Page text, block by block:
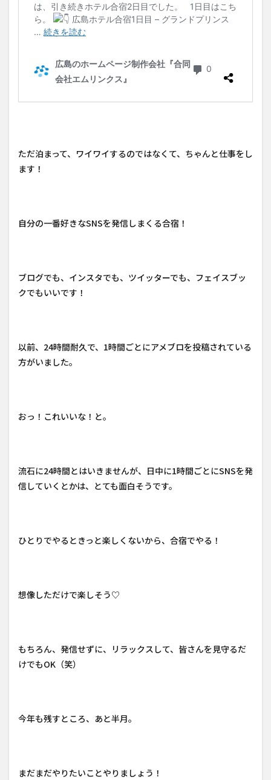
ただ泊まって、ワイワイするのではなくて、ちゃんと仕事をし
ます！
自分の一番好きなSNSを発信しまくる合宿！
ブログでも、インスタでも、ツイッターでも、フェイスブッ
クでもいいです！
以前、24時間耐久で、1時間ごとにアメブロを投稿されている
方がいました。
おっ！これいいな！と。
流石に24時間とはいきませんが、日中に1時間ごとにSNSを発
信していくとかは、とても面白そうです。
ひとりでやるときっと楽しくないから、合宿でやる！
想像しただけで楽しそう♡
もちろん、発信せずに、リラックスして、皆さんを見守るだ
けでもOK（笑）
今年も残すところ、あと半月。
まだまだやりたいことやりましょう！